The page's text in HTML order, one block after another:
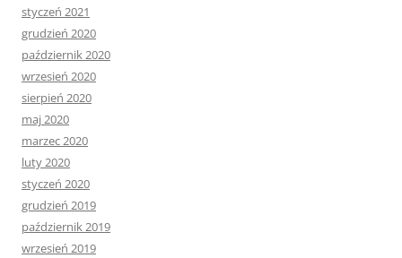
styczeń 2021
grudzień 2020
październik 2020
wrzesień 2020
sierpień 2020
maj 2020
marzec 2020
luty 2020
styczeń 2020
grudzień 2019
październik 2019
wrzesień 2019